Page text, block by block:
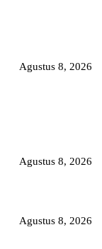
Agustus 8, 2026
Agustus 8, 2026
Agustus 8, 2026